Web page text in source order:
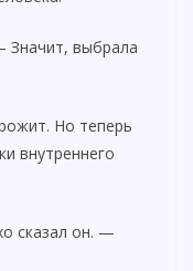
выбрала
Но теперь
внутреннего
сказал он. —